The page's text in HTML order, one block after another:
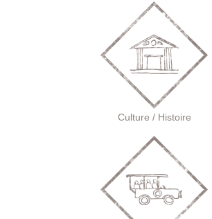
Culture / Histoire